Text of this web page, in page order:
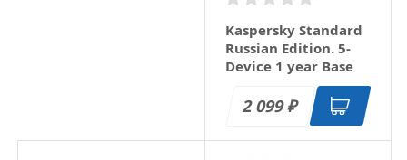
Kaspersky Standard
Russian Edition. 5-
Device 1 year Base
2 099₽